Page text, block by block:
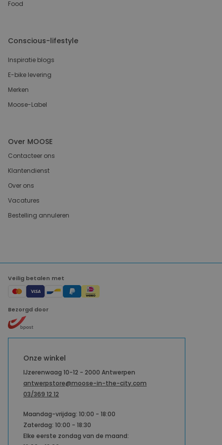
Food
Conscious-lifestyle
Inspiratie blogs
E-bike levering
Merken
Moose-Label
Over MOOSE
Contacteer ons
Klantendienst
Over ons
Vacatures
Bestelling annuleren
Veilig betalen met
Bezorgd door
Onze winkel
IJzerenwaag 10-12 - 2000 Antwerpen
antwerpstore@moose-in-the-city.com
03/369 12 12
Maandag-vrijdag: 10:00 - 18:00
Zaterdag: 10:00 - 18:30
Elke eerste zondag van de maand: